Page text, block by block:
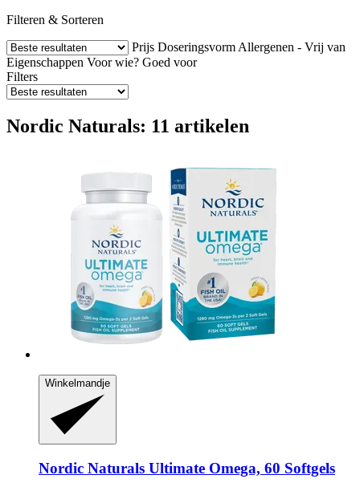
Filteren & Sorteren
Prijs Doseringsvorm Allergenen - Vrij van
Eigenschappen Voor wie? Goed voor
Filters
Nordic Naturals: 11 artikelen
Winkelmandje
Nordic Naturals Ultimate Omega, 60 Softgels